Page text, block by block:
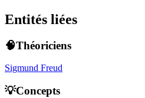
Entités liées
🧠Théoriciens
Sigmund Freud
💡Concepts